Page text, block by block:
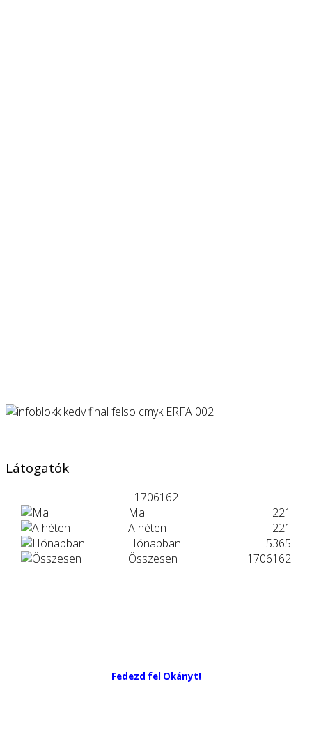
Látogatók
1706162
Ma
221
A héten
221
Hónapban
5365
Összesen
1706162
Fedezd fel Okányt!